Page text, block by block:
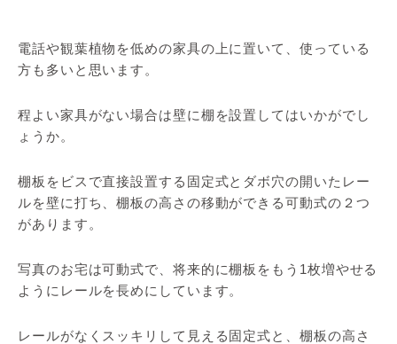
電話や観葉植物を低めの家具の上に置いて、使っている
方も多いと思います。
程よい家具がない場合は壁に棚を設置してはいかがでし
ょうか。
棚板をビスで直接設置する固定式とダボ穴の開いたレー
ルを壁に打ち、棚板の高さの移動ができる可動式の２つ
があります。
写真のお宅は可動式で、将来的に棚板をもう1枚増やせる
ようにレールを長めにしています。
レールがなくスッキリして見える固定式と、棚板の高さ